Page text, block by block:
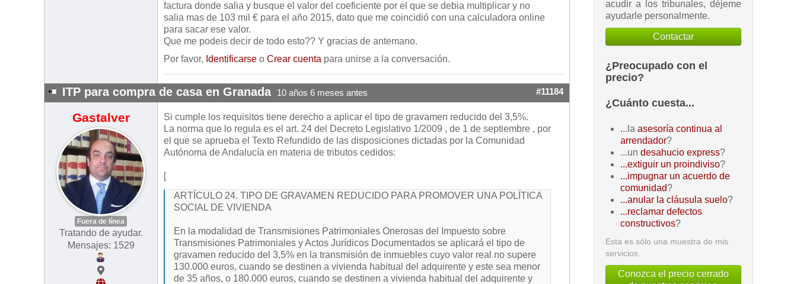
factura donde salia y busque el valor del coeficiente por el que se debia multiplicar y no
salia mas de 103 mil € para el año 2015, dato que me coincidió con una calculadora online
para sacar ese valor.
Que me podeis decir de todo esto?? Y gracias de antemano.
Por favor, Identificarse o Crear cuenta para unirse a la conversación.
ITP para compra de casa en Granada 10 años 6 meses antes #11184
Gastalver
Fuera de línea
Tratando de ayudar.
Mensajes: 1529
Si cumple los requisitos tiene derecho a aplicar el tipo de gravamen reducido del 3,5%.
La norma que lo regula es el art. 24 del Decreto Legislativo 1/2009 , de 1 de septiembre , por
el que se aprueba el Texto Refundido de las disposiciones dictadas por la Comunidad
Autónoma de Andalucía en materia de tributos cedidos:
[
ARTÍCULO 24. TIPO DE GRAVAMEN REDUCIDO PARA PROMOVER UNA POLÍTICA
SOCIAL DE VIVIENDA
En la modalidad de Transmisiones Patrimoniales Onerosas del Impuesto sobre
Transmisiones Patrimoniales y Actos Jurídicos Documentados se aplicará el tipo de
gravamen reducido del 3,5% en la transmisión de inmuebles cuyo valor real no supere
130.000 euros, cuando se destinen a vivienda habitual del adquirente y este sea menor
de 35 años, o 180.000 euros, cuando se destinen a vivienda habitual del adquirente y
acudir a los tribunales, déjeme
ayudarle personalmente.
Contactar
¿Preocupado con el
precio?
¿Cuánto cuesta...
...la asesoría continua al
arrendador?
...un desahucio express?
...extiguir un proindiviso?
...impugnar un acuerdo de
comunidad?
...anular la cláusula suelo?
...reclamar defectos
constructivos?
Esta es sólo una muestra de mis
servicios.
Conozca el precio cerrado